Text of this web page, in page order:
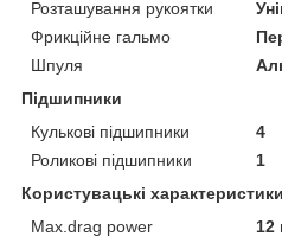
Розташування рукоятки
Фрикційне гальмо
Шпуля
Підшипники
Кулькові підшипники
4
Роликові підшипники
1
Користувацькі характеристики
Max.drag power
12